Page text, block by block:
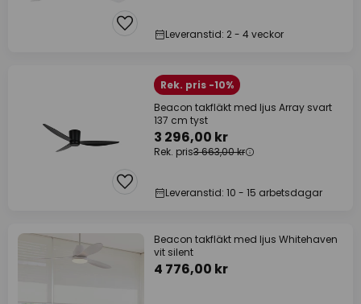
Leveranstid: 2 - 4 veckor
Rek. pris -10%
Beacon takfläkt med ljus Array svart
137 cm tyst
3 296,00 kr
Rek. pris3 663,00 kr
Leveranstid: 10 - 15 arbetsdagar
Beacon takfläkt med ljus Whitehaven
vit silent
4 776,00 kr